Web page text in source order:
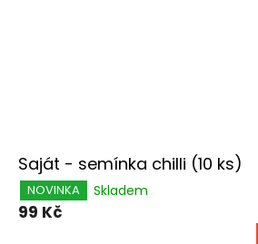
Saját - semínka chilli (10 ks)
NOVINKA Skladem
99 Kč